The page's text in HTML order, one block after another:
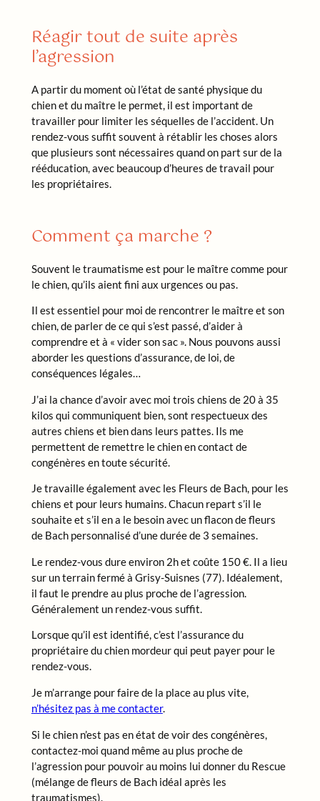
Réagir tout de suite après
l’agression
A partir du moment où l’état de santé physique du
chien et du maître le permet, il est important de
travailler pour limiter les séquelles de l’accident. Un
rendez-vous suffit souvent à rétablir les choses alors
que plusieurs sont nécessaires quand on part sur de la
rééducation, avec beaucoup d’heures de travail pour
les propriétaires.
Comment ça marche ?
Souvent le traumatisme est pour le maître comme pour
le chien, qu’ils aient fini aux urgences ou pas.
Il est essentiel pour moi de rencontrer le maître et son
chien, de parler de ce qui s’est passé, d’aider à
comprendre et à « vider son sac ». Nous pouvons aussi
aborder les questions d’assurance, de loi, de
conséquences légales…
J’ai la chance d’avoir avec moi trois chiens de 20 à 35
kilos qui communiquent bien, sont respectueux des
autres chiens et bien dans leurs pattes. Ils me
permettent de remettre le chien en contact de
congénères en toute sécurité.
Je travaille également avec les Fleurs de Bach, pour les
chiens et pour leurs humains. Chacun repart s’il le
souhaite et s’il en a le besoin avec un flacon de fleurs
de Bach personnalisé d’une durée de 3 semaines.
Le rendez-vous dure environ 2h et coûte 150 €. Il a lieu
sur un terrain fermé à Grisy-Suisnes (77). Idéalement,
il faut le prendre au plus proche de l’agression.
Généralement un rendez-vous suffit.
Lorsque qu’il est identifié, c’est l’assurance du
propriétaire du chien mordeur qui peut payer pour le
rendez-vous.
Je m’arrange pour faire de la place au plus vite,
n’hésitez pas à me contacter.
Si le chien n’est pas en état de voir des congénères,
contactez-moi quand même au plus proche de
l’agression pour pouvoir au moins lui donner du Rescue
(mélange de fleurs de Bach idéal après les
traumatismes).